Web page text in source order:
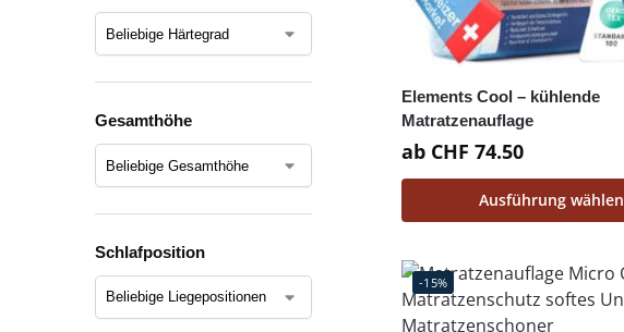
Elements Cool – kühlende
Matratzenauflage
ab CHF 74.50
Ausführung wählen
-15%
Gesamthöhe
Schlafposition